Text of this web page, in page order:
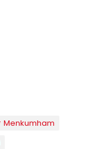
Menkumham